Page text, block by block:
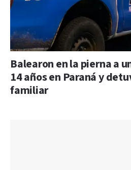
Balearon en la pierna a
14 años en Paraná y
familiar